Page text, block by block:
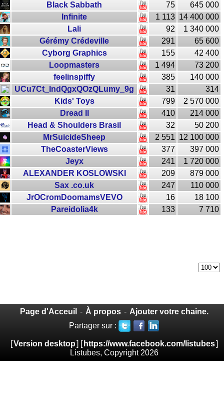
Black Sabbath
75
645 000
Infinite
1 113 14 400 000
Lali
92
1 340 000
Gérémy Crédeville
291
65 600
Cyborg Graphics
155
42 400
Loopmasters
1 494
73 200
feelinspiffy
385
140 000
UCu7Ct_IndQgxQOzQLumy_9g
31
314
Kids' Toys
799
2 570 000
Dread II
410
214 000
Head & Shoulders Brasil
32
50 200
MrSuicideSheep
2 551 12 100 000
TheCoasterViews
377
397 000
Jeyx
241
1 720 000
ALEXANDER KOSLOWSKI
209
879 000
Sax .co.uk
247
110 000
JrOCromDoomamsVEVO
16
18 100
Pareidolia4k
133 7 710
Page d'Acceuil - À propos - Ajouter votre chaine.
Partager sur :
[Version desktop] [ https://www.facebook.com/listubes]
Listubes, Copyright 2026